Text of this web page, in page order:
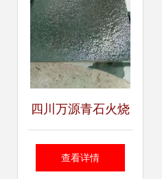
四川万源青石火烧
面 万源市鸿创石材
查看详情